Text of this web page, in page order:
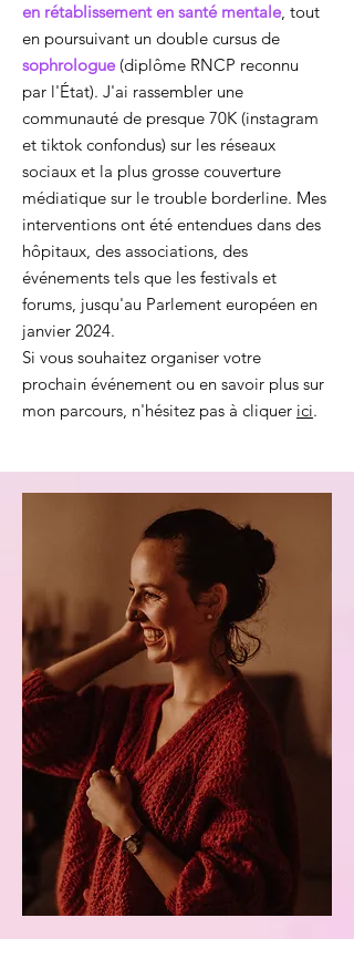
en rétablissement en santé mentale, tout
en poursuivant un double cursus de
sophrologue (diplôme RNCP reconnu
par l'État). J'ai rassembler une
communauté de presque 70K (instagram
et tiktok confondus) sur les réseaux
sociaux et la plus grosse couverture
médiatique sur le trouble borderline. Mes
interventions ont été entendues dans des
hôpitaux, des associations, des
événements tels que les festivals et
forums, jusqu'au Parlement européen en
janvier 2024.
Si vous souhaitez organiser votre
prochain événement ou en savoir plus sur
mon parcours, n'hésitez pas à cliquer ici.